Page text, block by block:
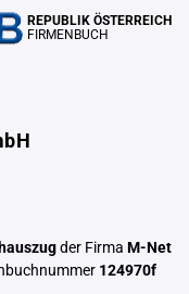
REPUBLIK ÖSTERREICH
FIRMENBUCH
der Firma M-Net
124970f